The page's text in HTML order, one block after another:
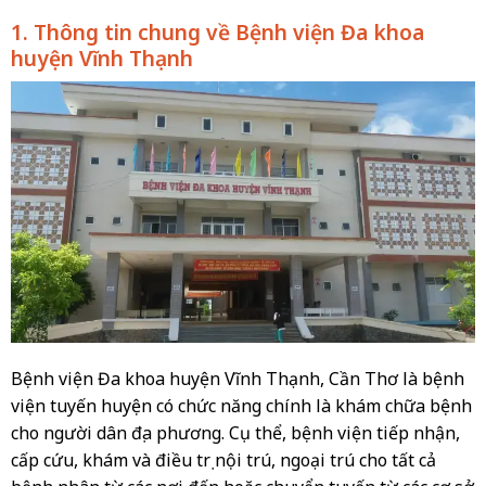
1. Thông tin chung về Bệnh viện Đa khoa
huyện Vĩnh Thạnh
Bệnh viện Đa khoa huyện Vĩnh Thạnh, Cần Thơ là bệnh
viện tuyến huyện có chức năng chính là khám chữa bệnh
cho người dân địa phương. Cụ thể, bệnh viện tiếp nhận,
cấp cứu, khám và điều trị nội trú, ngoại trú cho tất cả